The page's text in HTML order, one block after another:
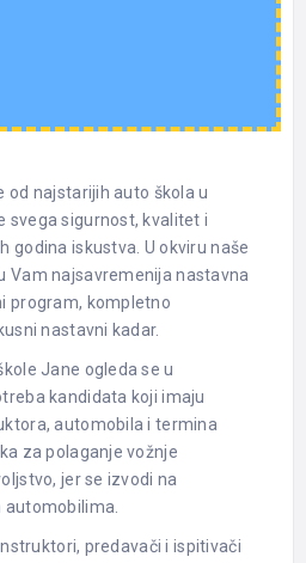
od najstarijih auto škola u
svega sigurnost, kvalitet i
godina iskustva. U okviru naše
Vam najsavremenija nastavna
program, kompletno
nastavni kadar.
Jane ogleda se u
kandidata koji imaju
automobila i termina
za polaganje vožnje
jer se izvodi na
predavači i ispitivači